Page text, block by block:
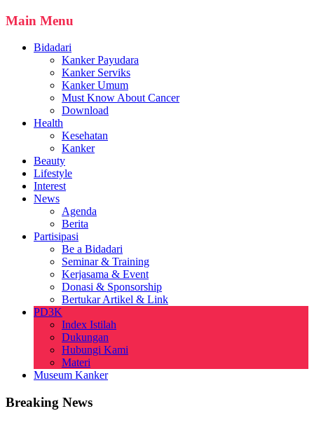
Main Menu
Bidadari
Kanker Payudara
Kanker Serviks
Kanker Umum
Must Know About Cancer
Download
Health
Kesehatan
Kanker
Beauty
Lifestyle
Interest
News
Agenda
Berita
Partisipasi
Be a Bidadari
Seminar & Training
Kerjasama & Event
Donasi & Sponsorship
Bertukar Artikel & Link
PD3K
Index Istilah
Dukungan
Hubungi Kami
Materi
Museum Kanker
Breaking News